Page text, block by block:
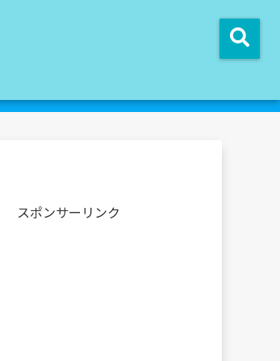
スポンサーリンク